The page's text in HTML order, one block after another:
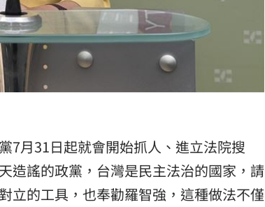
7月31日起就會開始抓人、進立法院搜
造謠的政黨，台灣是民主法治的國家，請
立的工具，也奉勸羅智強，這種做法不僅